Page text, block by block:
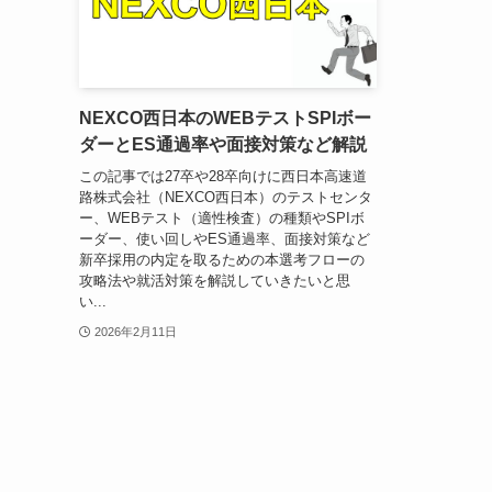
NEXCO西日本のWEBテストSPIボー
ダーとES通過率や面接対策など解説
この記事では27卒や28卒向けに西日本高速道
路株式会社（NEXCO西日本）のテストセンタ
ー、WEBテスト（適性検査）の種類やSPIボ
ーダー、使い回しやES通過率、面接対策など
新卒採用の内定を取るための本選考フローの
攻略法や就活対策を解説していきたいと思
い...
2026年2月11日